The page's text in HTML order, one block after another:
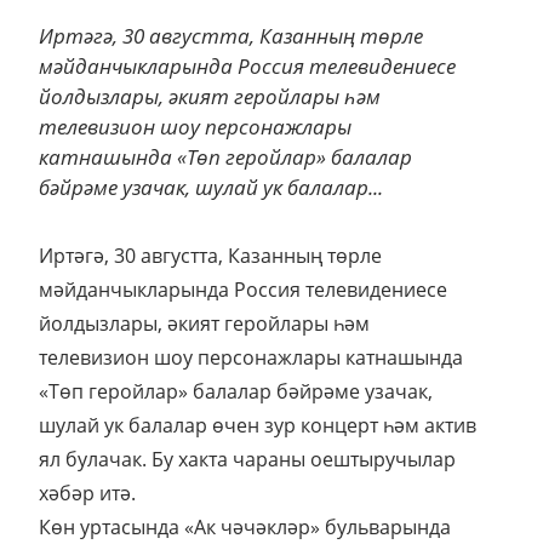
Иртәгә, 30 августта, Казанның төрле
мәйданчыкларында Россия телевидениесе
йолдызлары, әкият геройлары һәм
телевизион шоу персонажлары
катнашында «Төп геройлар» балалар
бәйрәме узачак, шулай ук балалар...
Иртәгә, 30 августта, Казанның төрле
мәйданчыкларында Россия телевидениесе
йолдызлары, әкият геройлары һәм
телевизион шоу персонажлары катнашында
«Төп геройлар» балалар бәйрәме узачак,
шулай ук балалар өчен зур концерт һәм актив
ял булачак. Бу хакта чараны оештыручылар
хәбәр итә.
Көн уртасында «Ак чәчәкләр» бульварында